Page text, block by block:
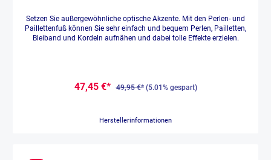
Setzen Sie außergewöhnliche optische Akzente. Mit den Perlen- und
Paillettenfuß können Sie sehr einfach und bequem Perlen, Pailletten,
Bleiband und Kordeln aufnähen und dabei tolle Effekte erzielen.
47,45 €* 49,95 €* (5.01% gespart)
Herstellerinformationen